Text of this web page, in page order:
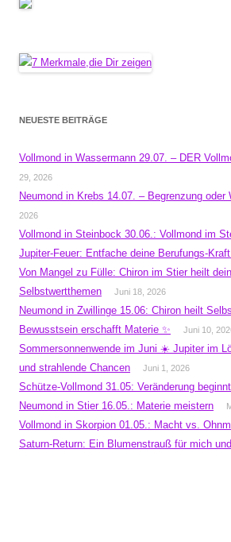
NEUESTE BEITRÄGE
Vollmond in Wassermann 29.07. – DER
29, 2026
Neumond in Krebs 14.07. – Begrenzung oder
2026
Vollmond in Steinbock 30.06.: Vollmond im
Jupiter-Feuer: Entfache deine Berufungs-
Von Mangel zu Fülle: Chiron im Stier heilt
Selbstwertthemen
Juni 18, 2026
Neumond in Zwillinge 15.06: Chiron heilt
Bewusstsein erschafft Materie ✨
Juni 10,
Sommersonnenwende im Juni ☀️ Jupiter im
und strahlende Chancen
Juni 1, 2026
Schütze-Vollmond 31.05: Veränderung
Neumond in Stier 16.05.: Materie meistern
Vollmond in Skorpion 01.05.: Macht vs.
Saturn-Return: Ein Blumenstrauß für mich